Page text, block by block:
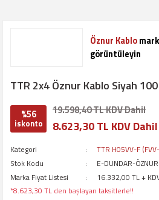
Öznur Kablo
görüntüleyin
TTR 2x4 Öznur Kablo Siyah
%56
iskonto
19.598,40 TL KDV Dahil
8.623,30 TL KDV Dahil
Kategori
TTR H05VV-F
Stok Kodu
E-DUNDAR-
Marka Fiyat Listesi
16.332,00 TL +
*8.623,30 TL den başlayan taksitlerle!!